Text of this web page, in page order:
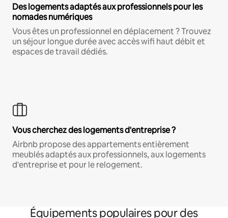
Des logements adaptés aux professionnels pour les
nomades numériques
Vous êtes un professionnel en déplacement ? Trouvez
un séjour longue durée avec accès wifi haut débit et
espaces de travail dédiés.
Vous cherchez des logements d'entreprise ?
Airbnb propose des appartements entièrement
meublés adaptés aux professionnels, aux logements
d'entreprise et pour le relogement.
Équipements populaires pour des